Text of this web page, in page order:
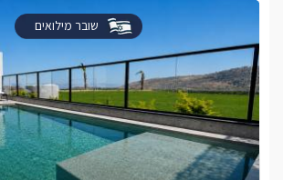
שובר מילואים